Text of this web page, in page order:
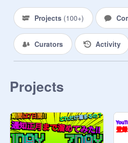
https://your-
machida-igarashi-
Projects (100+)
Curators Activity
Projects